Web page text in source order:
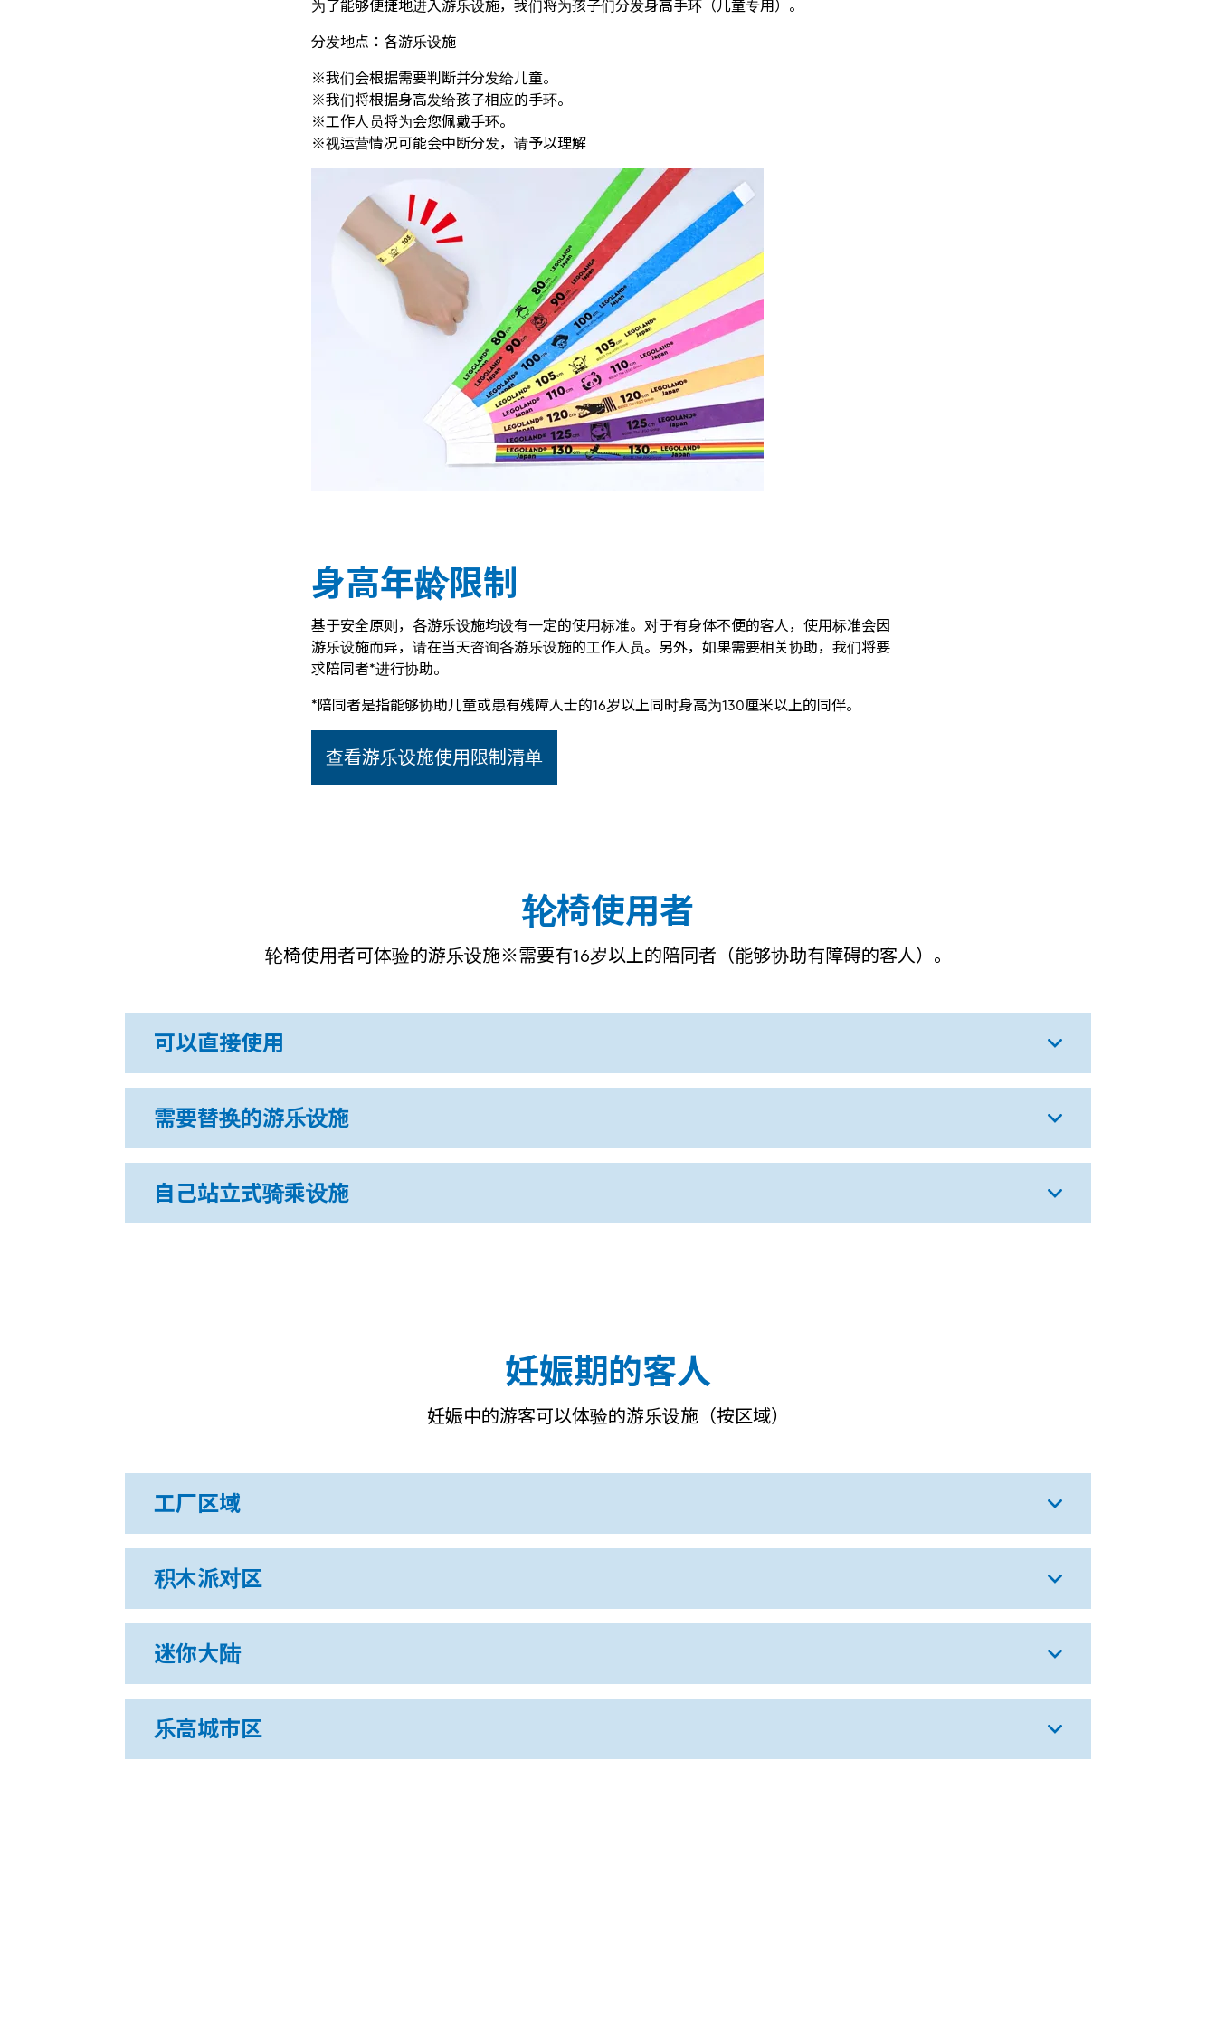
为了能够便捷地进入游乐设施，我们将为孩子们分发身高手环（儿童专用）。
分发地点：各游乐设施
※我们会根据需要判断并分发给儿童。
※我们将根据身高发给孩子相应的手环。
※工作人员将为会您佩戴手环。
※视运营情况可能会中断分发，请予以理解
身高年龄限制
基于安全原则，各游乐设施均设有一定的使用标准。对于有身体不便的客人，使用标准会因
游乐设施而异，请在当天咨询各游乐设施的工作人员。另外，如果需要相关协助，我们将要
求陪同者*进行协助。
*陪同者是指能够协助儿童或患有残障人士的16岁以上同时身高为130厘米以上的同伴。
查看游乐设施使用限制清单
轮椅使用者
轮椅使用者可体验的游乐设施※需要有16岁以上的陪同者（能够协助有障碍的客人）。
可以直接使用
需要替换的游乐设施
自己站立式骑乘设施
妊娠期的客人
妊娠中的游客可以体验的游乐设施（按区域）
工厂区域
积木派对区
迷你大陆
乐高城市区